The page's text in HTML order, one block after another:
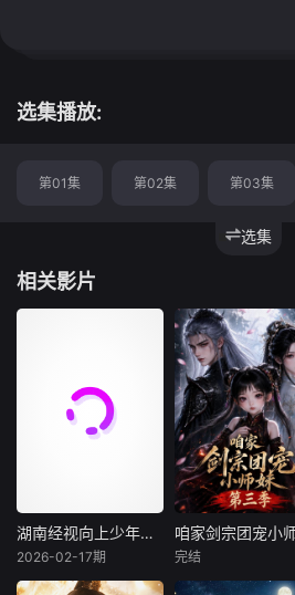
选集播放:
选集
第01集 第02集 第03集
相关影片
湖南经视向上少年大联欢 湖南经视向上少年大联欢
2026-02-17期
咱家剑宗团宠小师妹第三季
完结